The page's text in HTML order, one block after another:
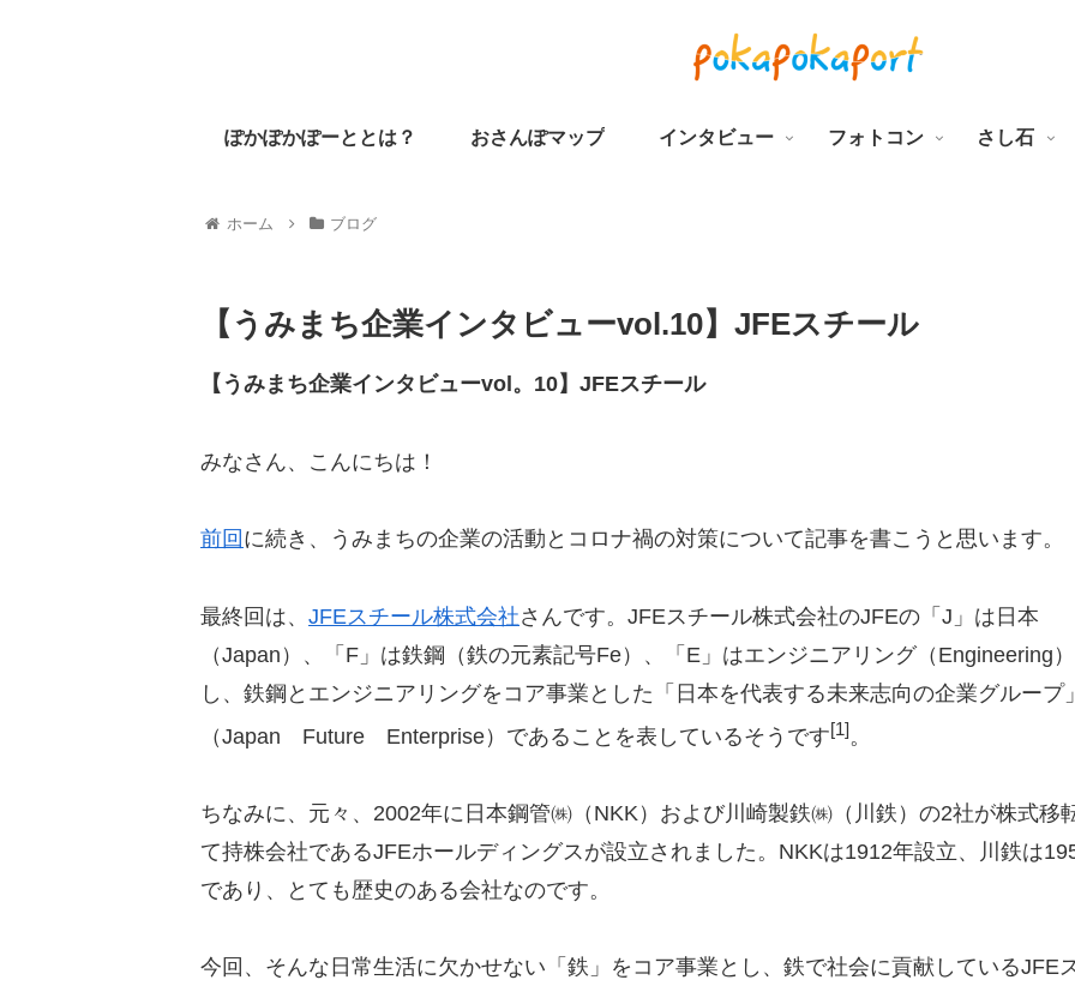
ぽかぽかぽーととは？ おさんぽマップ インタビュー フォトコン さし石
ホーム ブログ
【うみまち企業インタビューvol.10】JFEスチール
【うみまち企業インタビューvol。10】JFEスチール
みなさん、こんにちは！
前回 に続き、うみまちの企業の活動とコロナ禍の対策について記事を書こうと思います。
最終回は、 JFEスチール株式会社さんです。JFEスチール株式会社のJFEの「J」は日本
（Japan）、「F」は鉄鋼（鉄の元素記号Fe）、「E」はエンジニアリング（Engineering
し、鉄鋼とエンジニアリングをコア事業とした「日本を代表する未来志向の企業グループ
（Japan Future Enterprise）であることを表しているそうです[1]。
ちなみに、元々、2002年に日本鋼管㈱（NKK）および川崎製鉄㈱（川鉄）の2社が株式移
て持株会社であるJFEホールディングスが設立されました。NKKは1912年設立、川鉄は
であり、とても歴史のある会社なのです。
今回、そんな日常生活に欠かせない「鉄」をコア事業とし、鉄で社会に貢献しているJFE